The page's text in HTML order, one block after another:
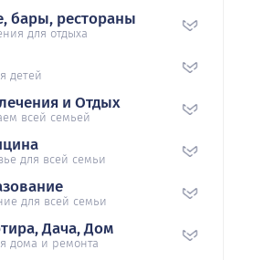
бары, рестораны
для отдыха
детей
и Отдых
всей семьей
для всей семьи
для всей семьи
Дача, Дом
дома и ремонта